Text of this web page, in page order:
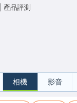
產品評測
相機 影音